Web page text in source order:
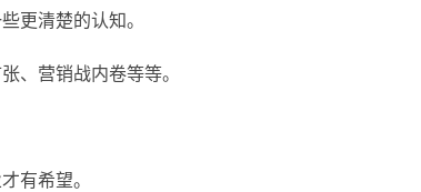
更清楚的认知。
、营销战内卷等等。
有希望。